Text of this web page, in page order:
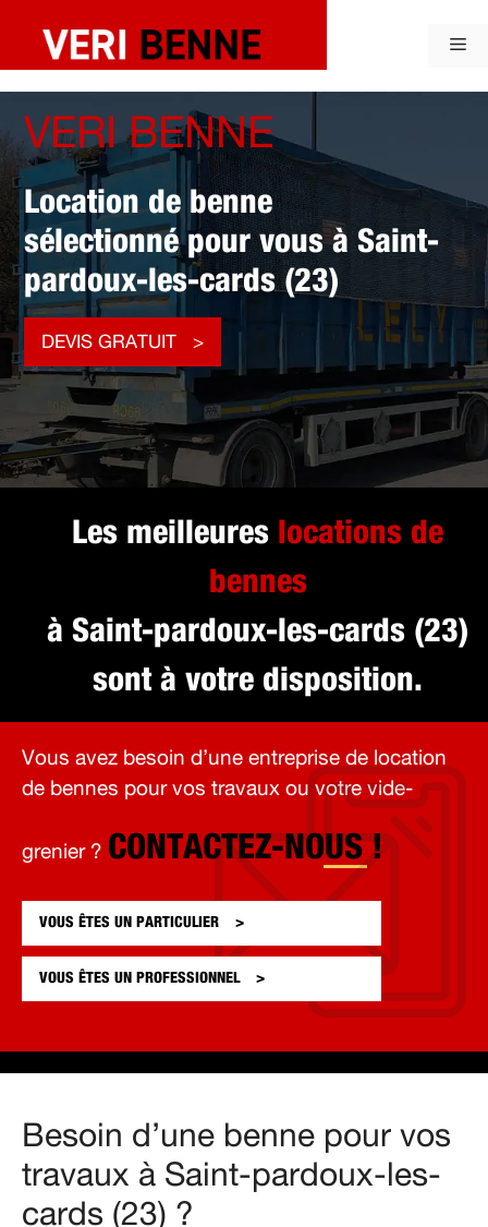
contenu
VERI BENNE
Location de benne
sélectionné pour vous à Saint-
pardoux-les-cards (23)
DEVIS GRATUIT
Les meilleures locations de
bennes
à Saint-pardoux-les-cards (23)
sont à votre disposition.
Vous avez besoin d’une entreprise de location
de bennes pour vos travaux ou votre vide-
grenier ? CONTACTEZ-NOUS !
VOUS ÊTES UN PARTICULIER
VOUS ÊTES UN PROFESSIONNEL
Besoin d’une benne pour vos
travaux à Saint-pardoux-les-
cards (23) ?